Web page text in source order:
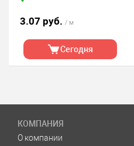
3.07 руб. / м
Сегодня
КОМПАНИЯ
О компании